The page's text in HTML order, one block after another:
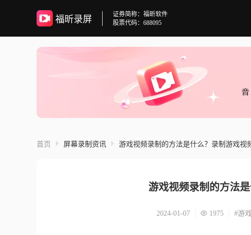
福昕录屏
证券简称：福昕软件
股票代码：688095
首页 屏幕录制资讯 游戏视频录制的方法是什么？录制游戏视
游戏视频录制的方法
2024-01-07 1975 #游